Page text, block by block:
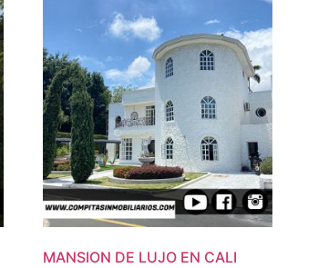
MANSION DE LUJO EN CALI